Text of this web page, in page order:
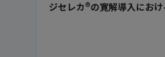
ジセレカ ®の寛解導入にお